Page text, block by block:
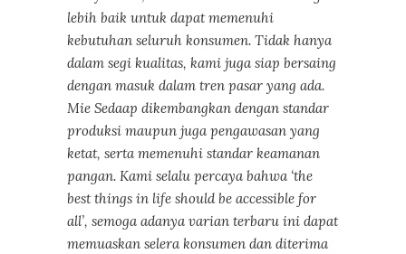
lebih baik untuk dapat memenuhi
kebutuhan seluruh konsumen. Tidak hanya
dalam segi kualitas, kami juga siap bersaing
dengan masuk dalam tren pasar yang ada.
Mie Sedaap dikembangkan dengan standar
produksi maupun juga pengawasan yang
ketat, serta memenuhi standar keamanan
pangan. Kami selalu percaya bahwa ‘the
best things in life should be accessible for
all’, semoga adanya varian terbaru ini dapat
memuaskan selera konsumen dan diterima